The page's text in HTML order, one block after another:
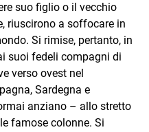
suo figlio o il vecchio
riuscirono a soffocare in
Si rimise, pertanto, in
suoi fedeli compagni di
verso ovest nel
Sardegna e
anziano – allo stretto
famose colonne. Si